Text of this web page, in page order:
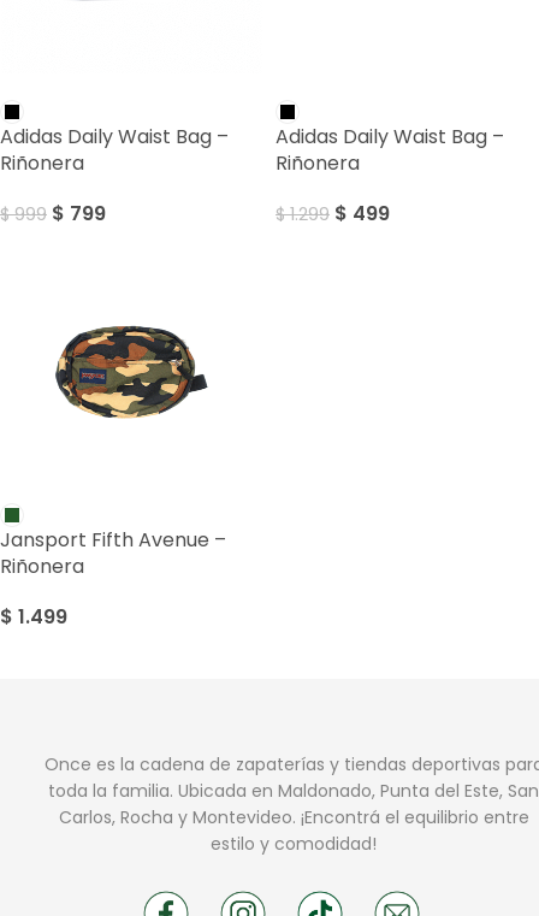
Adidas Daily Waist Bag –
Riñonera
$999 $ 799
Adidas Daily Waist Bag –
Riñonera
$1.299 $ 499
Jansport Fifth Avenue –
Riñonera
$ 1.499
Once es la cadena de zapaterías y tiendas deportivas
toda la familia. Ubicada en Maldonado, Punta del Este, San
Carlos, Rocha y Montevideo. ¡Encontrá el equilibrio entre
estilo y comodidad!